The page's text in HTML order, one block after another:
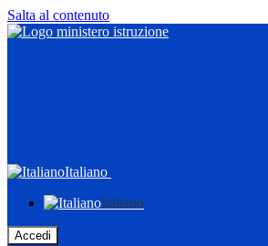
Salta al contenuto
Italiano
Italiano
Accedi